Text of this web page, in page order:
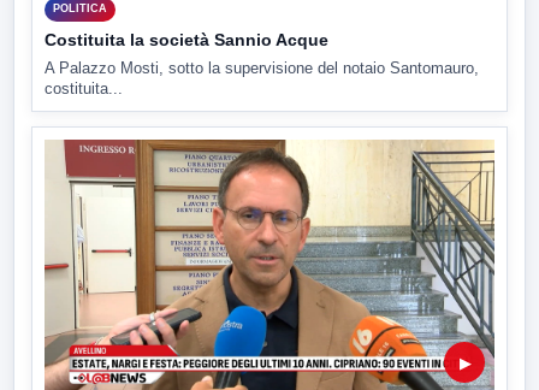
POLITICA
Costituita la società Sannio Acque
A Palazzo Mosti, sotto la supervisione del notaio Santomauro,
costituita...
▶